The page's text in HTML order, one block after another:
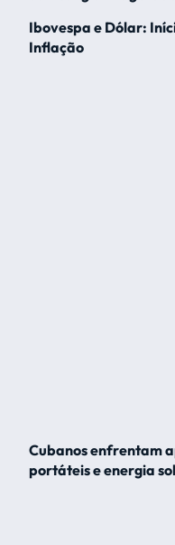
Ibovespa e Dólar:
Inflação
Cubanos enfrentam
portáteis e energia